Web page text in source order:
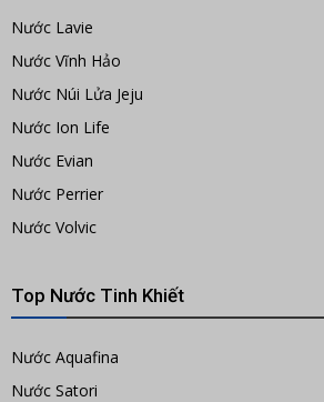
Nước Lavie
Nước Vĩnh Hảo
Nước Núi Lửa Jeju
Nước Ion Life
Nước Evian
Nước Perrier
Nước Volvic
Top Nước Tinh Khiết
Nước Aquafina
Nước Satori